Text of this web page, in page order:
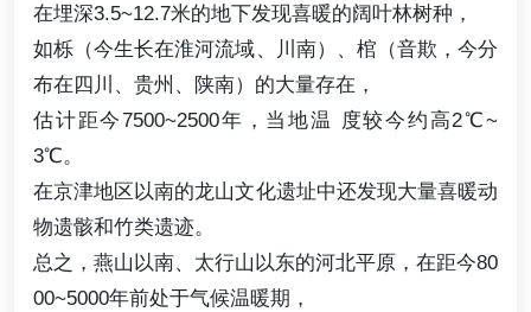
在埋深3.5~12.7米的地下发现喜暖的阔叶林树种，
如栎（今生长在淮河流域、川南）、棺（音欺，今分
布在四川、贵州、陕南）的大量存在，
估计距今7500~2500年，当地温 度较今约高2℃~
3℃。
在京津地区以南的龙山文化遗址中还发现大量喜暖动
物遗骸和竹类遗迹。
总之，燕山以南、太行山以东的河北平原，在距今80
00~5000年前处于气候温暖期，